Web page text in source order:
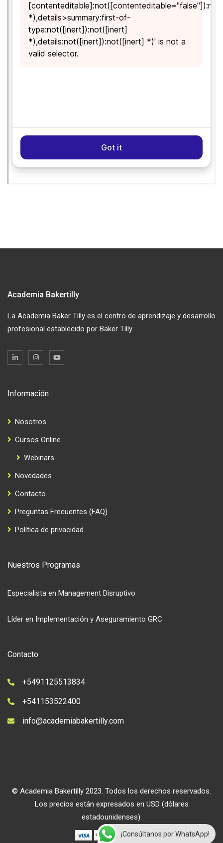
Academia Bakertilly
La Academia Baker Tilly es el centro de aprendizaje y desarrollo
profesional establecido por Baker Tilly.
Información
Nosotros
Cursos Online
Webinars
Novedades
Contacto
Preguntas Frecuentes (FAQ)
Política de privacidad
Nuestros Programas
Especialista en Management Disruptivo
Líder en Implementación y Aseguramiento GRC
Contacto
+5491125513834
+541153522400
info@academiabakertilly.com
© Academia Bakertilly 2023. Todos los derechos reservados.
Los precios están expresados en USD (dólares
estadounidenses).
¡Consúltanos por WhatsApp!